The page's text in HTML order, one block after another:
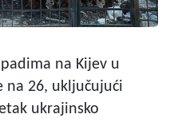
na Kijev u
26, uključujući
ukrajinsko